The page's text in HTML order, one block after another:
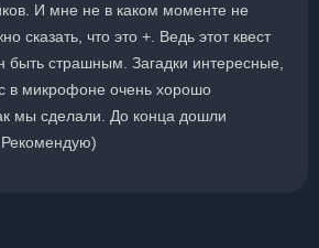
И мне не в каком моменте не
сказать, что это +. Ведь этот квест
быть страшным. Загадки интересные,
в микрофоне очень хорошо
мы сделали. До конца дошли